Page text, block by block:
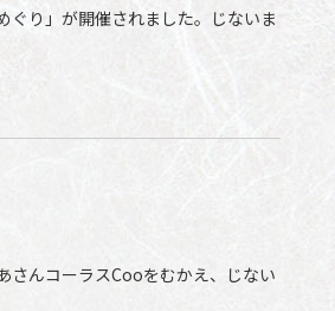
り」が開催されました。じないま
さんコーラスCooをむかえ、じない